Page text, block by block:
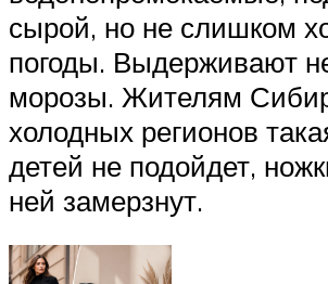
сырой, но не слишком
погоды. Выдерживают
морозы. Жителям
холодных регионов
детей не подойдет,
ней замерзнут.